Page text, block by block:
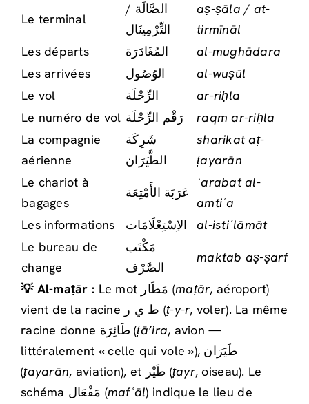
Le terminal
الصَّالَة /
التِّرْمِينَال
aṣ-ṣāla / at-
tirmīnāl
Les départs
المُغَادَرَة
al-mughādara
Les arrivées
الوُصُول
al-wuṣūl
Le vol
الرِّحْلَة
ar-riḥla
Le numéro de vol رَقْم الرِّحْلَة
raqm ar-riḥla
La compagnie
aérienne
شَرِكَة
الطَّيَرَان
sharikat aṭ-
ṭayarān
Le chariot à
bagages
عَرَبَة الأَمْتِعَة
ʿarabat al-
amtiʿa
Les informations
الاِسْتِعْلَامَات
al-istiʿlāmāt
Le bureau de
change
مَكْتَب
الصَّرْف
maktab aṣ-ṣarf
💡 Al-maṭār :
Le mot مَطَار (maṭār, aéroport)
vient de la racine ط ي ر (ṭ-y-r, voler). La même
racine donne طَائِرَة (ṭā’ira, avion —
littéralement « celle qui vole »), طَيَرَان
(ṭayarān , aviation), et طَيْر (ṭayr, oiseau). Le
schéma مَفْعَال (mafʿāl) indique le lieu de